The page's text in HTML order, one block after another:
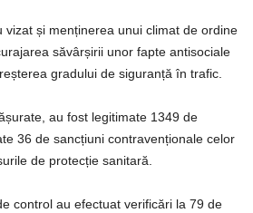
vizat și menținerea unui climat de ordine
săvârșirii unor fapte antisociale
gradului de siguranță în trafic.
au fost legitimate 1349 de
36 de sancțiuni contravenționale celor
de protecție sanitară.
control au efectuat verificări la 79 de